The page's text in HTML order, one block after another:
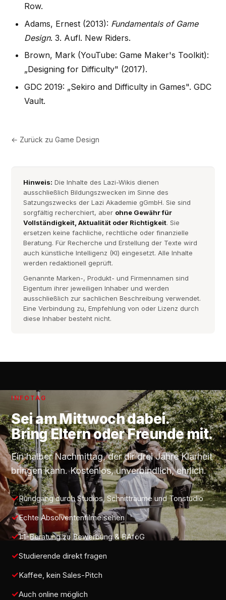
Row.
Adams, Ernest (2013): Fundamentals of Game
Design. 3. Aufl. New Riders.
Brown, Mark (YouTube: Game Maker's Toolkit):
„Designing for Difficulty" (2017).
GDC 2019: „Sekiro and Difficulty in Games". GDC
Vault.
← Zurück zuGame Design
Hinweis: Die Inhalte des Lazi-Wikis dienen
ausschließlich Bildungszwecken im Sinne des
Satzungszwecks der Lazi Akademie gGmbH. Sie sind
sorgfältig recherchiert, aber ohne Gewähr für
Vollständigkeit, Aktualität oder Richtigkeit. Sie
ersetzen keine fachliche, rechtliche oder finanzielle
Beratung. Für Recherche und Erstellung der Texte wird
auch künstliche Intelligenz (KI) eingesetzt. Alle Inhalte
werden redaktionell geprüft.
Genannte Marken-, Produkt- und Firmennamen sind
Eigentum ihrer jeweiligen Inhaber und werden
ausschließlich zur sachlichen Beschreibung verwendet.
Eine Verbindung zu, Empfehlung von oder Lizenz durch
diese Inhaber besteht nicht.
INFOTAG
Sei amMittwochdabei.
Bring Eltern oder Freunde mit.
Ein halber Nachmittag, der dir drei Jahre Klarheit
bringen kann. Kostenlos, unverbindlich, ehrlich.
Rundgang durch Studios, Schnitträume und Tonstudio
Echte Absolventenfilme sehen
1:1-Beratung zu Bewerbung & BAföG
Studierende direkt fragen
Kaffee, kein Sales-Pitch
Auch online möglich